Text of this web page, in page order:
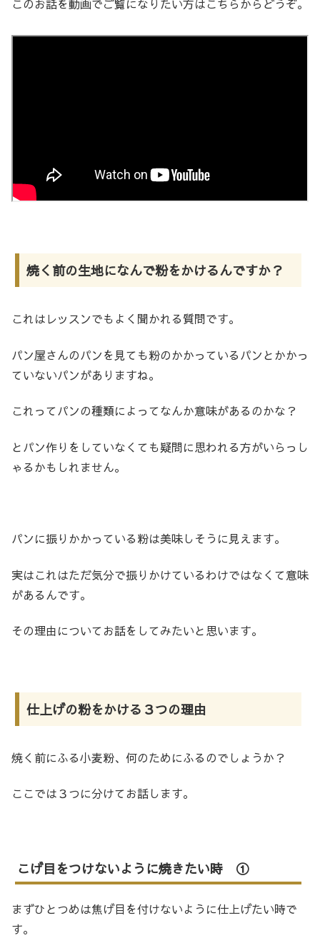
このお話を動画でご覧になりたい方はこちらからどうぞ。
焼く前の生地になんで粉をかけるんですか？
これはレッスンでもよく聞かれる質問です。
パン屋さんのパンを見ても粉のかかっているパンとかかっ
ていないパンがありますね。
これってパンの種類によってなんか意味があるのかな？
とパン作りをしていなくても疑問に思われる方がいらっし
ゃるかもしれません。
パンに振りかかっている粉は美味しそうに見えます。
実はこれはただ気分で振りかけているわけではなくて意味
があるんです。
その理由についてお話をしてみたいと思います。
仕上げの粉をかける３つの理由
焼く前にふる小麦粉、何のためにふるのでしょうか？
ここでは３つに分けてお話します。
こげ目をつけないように焼きたい時 ①
まずひとつめは焦げ目を付けないように仕上げたい時で
す。